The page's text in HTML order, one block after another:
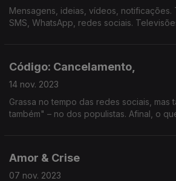
Mensagens, ideias, vídeos, notificações.
SMS, WhatsApp, redes sociais.
Código: Cancelamento,
14 nov. 2023
Grassa no tempo das redes sociais, mas
também" – no dos populistas. Afinal, o
Amor & Crise
07 nov. 2023